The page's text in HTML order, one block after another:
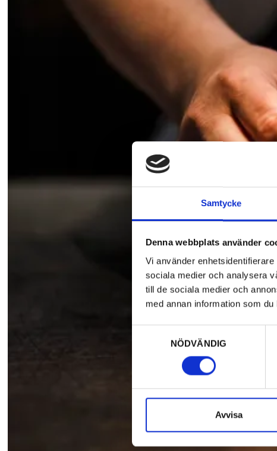
Samtycke
Denna webbplats använder
Vi använder
sociala medier och analysera
till de sociala medier och
med annan information som
NÖDVÄNDIG
Avvisa